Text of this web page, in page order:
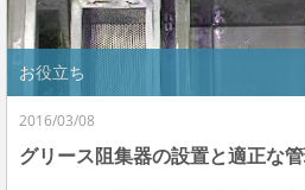
お役立ち
2016/03/08
グリース阻集器の設置と適正な